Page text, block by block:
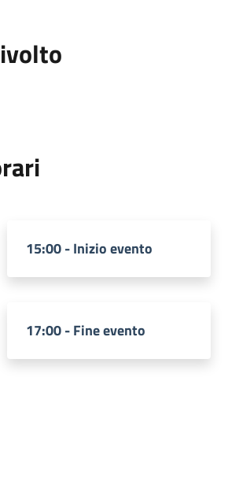
15:00 - Inizio evento
17:00 - Fine evento